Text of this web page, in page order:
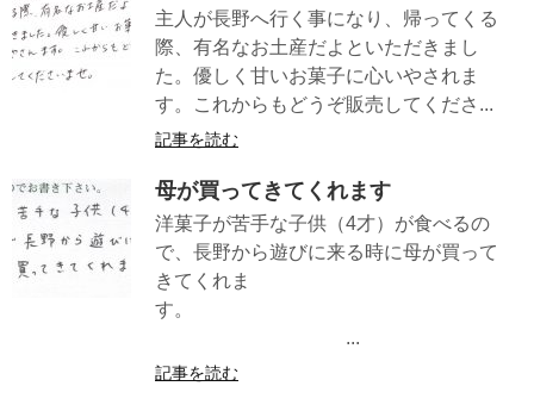
主人が長野へ行く事になり、帰ってくる
際、有名なお土産だよといただきまし
た。優しく甘いお菓子に心いやされま
す。これからもどうぞ販売してくださ...
記事を読む
母が買ってきてくれます
洋菓子が苦手な子供（4才）が食べるの
で、長野から遊びに来る時に母が買って
きてくれま
す。
...
記事を読む